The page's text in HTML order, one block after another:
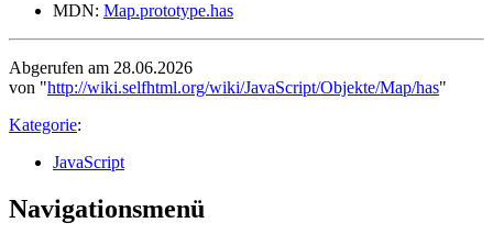
MDN: Map.prototype.has
Abgerufen am 28.06.2026
von "http://wiki.selfhtml.org/wiki/JavaScript/Objekte/Map/has"
Kategorie:
JavaScript
Navigationsmenü